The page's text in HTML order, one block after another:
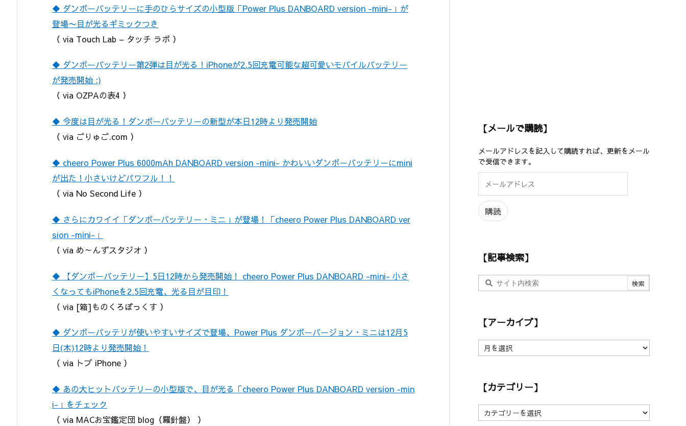
◆ ダンボーバッテリーに手のひらサイズの小型版「Power Plus DANBOARD version -mini-」が
登場〜目が光るギミックつき
（ via Touch Lab – タッチ ラボ ）
◆ ダンボーバッテリー第2弾は目が光る！iPhoneが2.5回充電可能な超可愛いモバイルバッテリー
が発売開始 :)
（ via OZPAの表4 ）
◆ 今度は目が光る！ダンボーバッテリーの新型が本日12時より発売開始
（ via ごりゅご.com ）
◆ cheero Power Plus 6000mAh DANBOARD version -mini- かわいいダンボーバッテリーにmini
が出た！小さいけどパワフル！！
（ via No Second Life ）
◆ さらにカワイイ「ダンボーバッテリー・ミニ」が登場！「cheero Power Plus DANBOARD ver
sion -mini-」
（ via め～んずスタジオ ）
◆ 【ダンボーバッテリー】5日12時から発売開始！ cheero Power Plus DANBOARD -mini- 小さ
くなってもiPhoneを2.5回充電、光る目が目印！
（ via [箱]ものくろぼっくす ）
◆ ダンボーバッテリが使いやすいサイズで登場、Power Plus ダンボーバージョン・ミニは12月5
日(木)12時より発売開始！
（ via トブ iPhone ）
◆ あの大ヒットバッテリーの小型版で、目が光る「cheero Power Plus DANBOARD version -min
i-」をチェック
（ via MACお宝鑑定団 blog（羅針盤） ）
【メールで購読】
メールアドレスを記入して購読すれば、更新をメール
で受信できます。
ル
ア
ド
購読
【記事検索】
【アーカイブ】
ア
イ
】
【カテゴリー】
【
カ